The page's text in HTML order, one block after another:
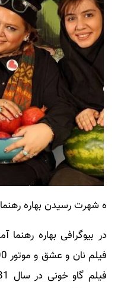
ه شهرت رسیدن بهاره رهنما